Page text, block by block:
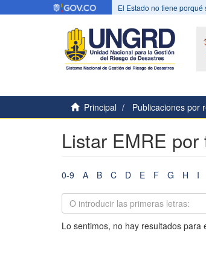
El Estado no tiene porqué
Principal
Publicaciones por
Listar EMRE
0-9 A B C D E F G H I
Lo sentimos, no hay resultados para